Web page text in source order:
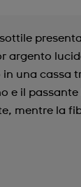
argento
una cassa
e il passante
mentre la